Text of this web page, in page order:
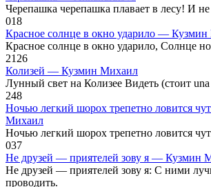
Черепашка черепашка плавает в лесу! И
018
Красное солнце в окно ударило —
Красное солнце в окно ударило, Солнце
2126
Колизей — Кузмин Михаил
Лунный свет на Колизее Видеть (стоит
248
Ночью легкий шорох трепетно ловится
Михаил
Ночью легкий шорох трепетно ловится
037
Не друзей — приятелей зову я — Кузмин
Не друзей — приятелей зову я: С ними
проводить.